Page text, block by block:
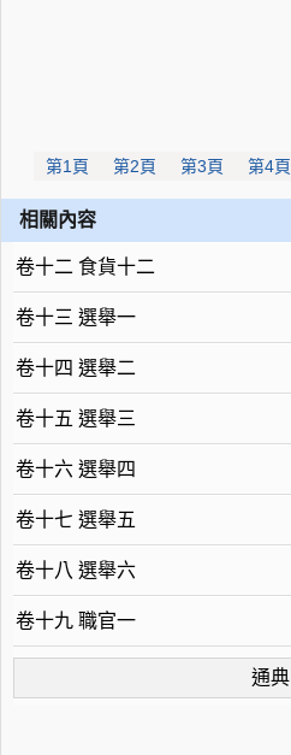
第1頁 第2頁 第3頁 第4頁
相關內容
卷十二 食貨十二
卷十三 選舉一
卷十四 選舉二
卷十五 選舉三
卷十六 選舉四
卷十七 選舉五
卷十八 選舉六
卷十九 職官一
通典